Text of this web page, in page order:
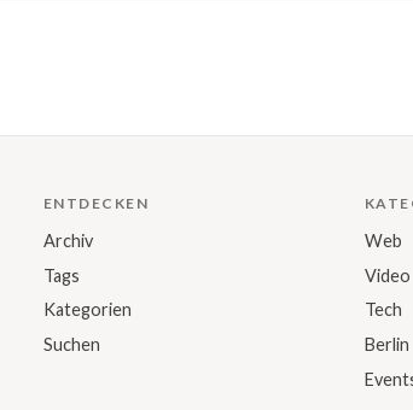
ENTDECKEN
Archiv
Tags
Kategorien
Suchen
Web
Video
Tech
Berlin